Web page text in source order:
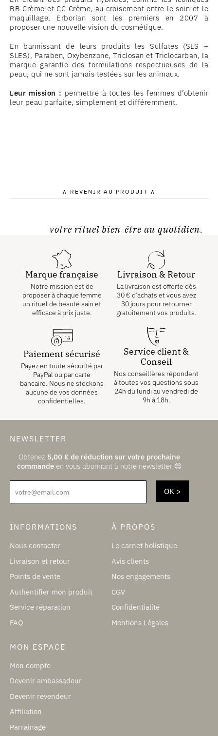
BB Crème et CC Crème, au croisement entre le soin et le
maquillage, Erborian sont les premiers en 2007 à
proposer une nouvelle vision du cosmétique.
En bannissant de leurs produits les Sulfates (SLS +
SLES), Paraben, Oxybenzone, Triclosan et Triclocarban, la
marque garantie des formulations respectueuses de la
peau, qui ne sont jamais testées sur les animaux.
Leur mission : permettre à toutes les femmes d’obtenir
leur peau parfaite, simplement et différemment.
∧ REVENIR AU PRODUIT ∧
votre rituel bien-être au quotidien.
Marque française
Notre mission est de
proposer à chaque femme
un rituel de beauté sain et
efficace à prix juste.
Livraison & Retour
La livraison est offerte dès
30 € d’achats et vous avez
30 jours pour retourner
gratuitement vos produits.
Paiement sécurisé
Payez en toute sécurité par
PayPal ou par carte
bancaire. Nous ne stockons
aucune de vos données
confidentielles.
Service client &
Conseil
Nos conseillères répondent
à toutes vos questions sous
24h du lundi au vendredi de
9h à 18h.
NEWSLETTER
Obtenez 5,00 € de réduction sur votre prochaine
commandeen vous abonnant à notre newsletter 😌
votre@email.com
INFORMATIONS
Nous contacter
Livraison et retour
Points de vente
Authentifier mon produit
Service réparation
FAQ
À PROPOS
Le carnet holistique
Avis clients
Nos engagements
CGV
Confidentialité
Mentions Légales
MON ESPACE
Mon compte
Devenir ambassadeur
Devenir revendeur
Affiliation
Parrainage